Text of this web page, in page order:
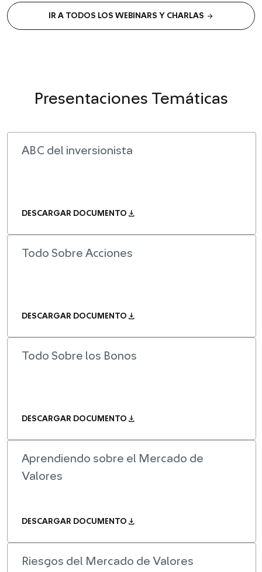
IR A TODOS LOS WEBINARS Y CHARLAS arrow_forward
Presentaciones Temáticas
ABC del inversionista
DESCARGAR DOCUMENTO download
Todo Sobre Acciones
DESCARGAR DOCUMENTO download
Todo Sobre los Bonos
DESCARGAR DOCUMENTO download
Aprendiendo sobre el Mercado de
Valores
DESCARGAR DOCUMENTO download
Riesgos del Mercado de Valores